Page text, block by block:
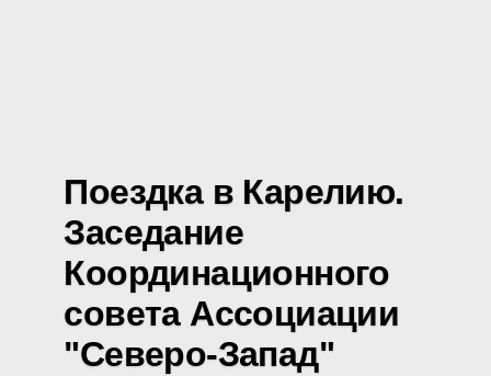
Поездка в Карелию.
Заседание
Координационного
совета Ассоциации
"Северо-Запад"